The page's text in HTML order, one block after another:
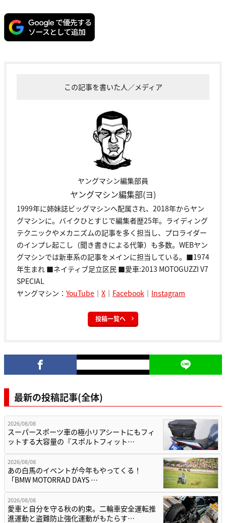
この記事を書いた人／メディア
ヤングマシン編集部員
ヤングマシン編集部(ヨ)
1999年に姉妹誌ビッグマシンへ配属され、2018年からヤン
グマシンに。バイクひとすじで編集者歴25年。ライディング
テクニックやメカニズムの記事を多く担当し、プロライダー
のインプレ起こし（聞き書きによる代筆）も多数。WEBヤン
グマシンでは新車系の記事をメインに担当している。■1974
年生まれ ■ネイティブ足立区民 ■愛車:2013 MOTOGUZZI V7
SPECIAL
ヤングマシン： YouTube ｜ X ｜ Facebook ｜ Instagram
投稿一覧へ
最新の投稿記事(全体)
2026/08/08
スーパースポーツ車の極小リアシートにもフィ
ットする大容量の『スポルトフィット…
2026/08/08
あの白馬のイベントが今年もやってくる！
「BMW MOTORRAD DAYS …
2026/08/08
愛車と自分を守る秋の約束。二輪車安全運転推
進運動と盗難防止強化運動がもたらす…